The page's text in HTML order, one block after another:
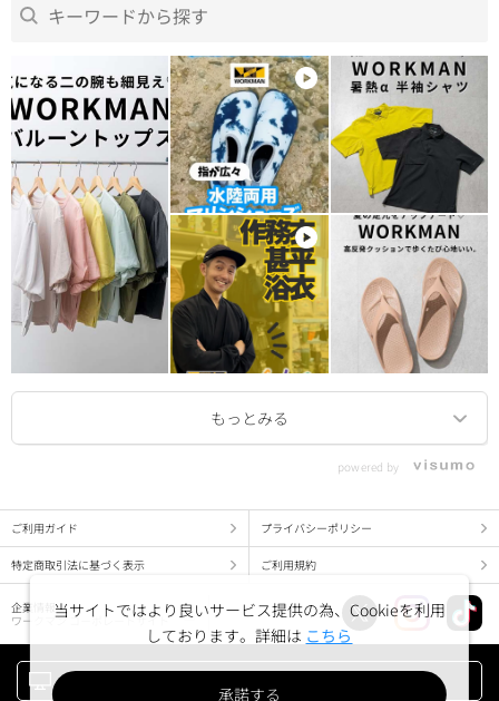
powered by
ご利用ガイド プライバシーポリシー
特定商取引法に基づく表示 ご利用規約
企業情報
ワークマン コーポレートサイト
当サイトではより良いサービス提供の為、Cookieを利用
しております。詳細は こちら
承諾する